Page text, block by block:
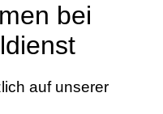
bei
auf unserer